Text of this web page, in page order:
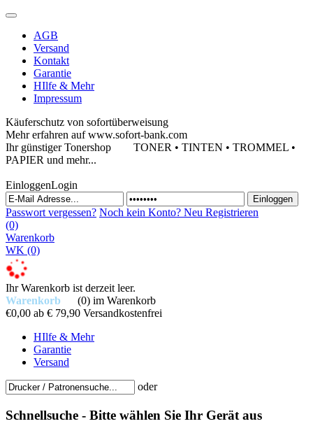
AGB
Versand
Kontakt
Garantie
HIlfe & Mehr
Impressum
Käuferschutz von sofortüberweisung
Mehr erfahren auf www.sofort-bank.com
Ihr günstiger Tonershop TONER • TINTEN • TROMMEL •
PAPIER und mehr...
EinloggenLogin
Passwort vergessen? Noch kein Konto? Neu Registrieren
(0)
Warenkorb
WK (0)
Ihr Warenkorb ist derzeit leer.
Warenkorb
(0) im Warenkorb
€0,00 ab € 79,90 Versandkostenfrei
HIlfe & Mehr
Garantie
Versand
oder
Schnellsuche - Bitte wählen Sie Ihr Gerät aus